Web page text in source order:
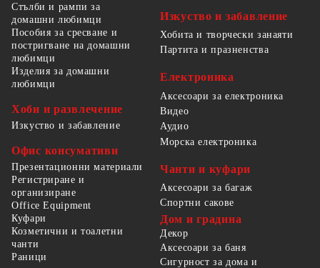
Стълби и рампи за
домашни любимци
Пособия за сресване и
постригване на домашни
любимци
Изделия за домашни
любимци
Хоби и развлечение
Изкуство и забавление
Офис консумативи
Презентационни материали
Регистриране и
организиране
Office Equipment
Изкуство и забавление
Хобита и творчески занаяти
Партита и празненства
Електроника
Аксесоари за електроника
Видео
Аудио
Морска електроника
Чанти и куфари
Аксесоари за багаж
Спортни сакове
Куфари
Козметични и тоалетни
чанти
Раници
Дом и градина
Декор
Аксесоари за баня
Сигурност за дома и